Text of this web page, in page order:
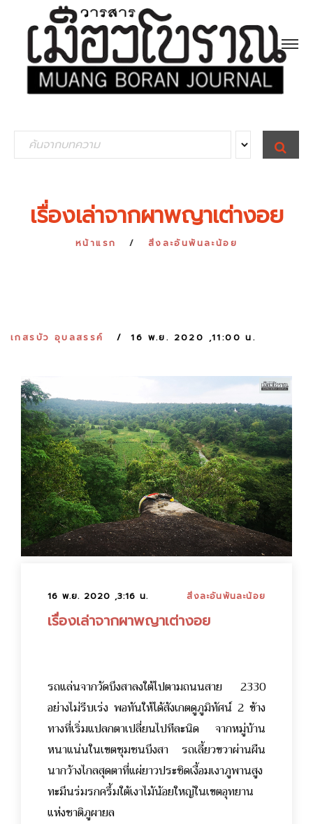
e
S
E
A
เรื่องเล่าจากผาพญาเต่างอย
หน้าแรก สิ่งละอันพันละน้อย
เกสรบัว อุบลสรรค์ 16 พ.ย. 2020 ,11:00 น.
16 พ.ย. 2020 ,3:16 น. สิ่งละอันพันละน้อย
เรื่องเล่าจากผาพญาเต่างอย
รถแล่นจากวัดบึงสาลงใต้ไปตามถนนสาย 2330
อย่างไม่รีบเร่ง พอทันให้ได้สังเกตดูภูมิทัศน์ 2 ข้าง
ทางที่เริ่มแปลกตาเปลี่ยนไปทีละนิด จากหมู่บ้าน
หนาแน่นในเขตชุมชนบึงสา รถเลี้ยวขวาผ่านผืน
นากว้างไกลสุดตาที่แผ่ยาวประชิดเงื้อมเงาภูพานสูง
ทะมึนร่มรกครึ้มใต้เงาไม้น้อยใหญ่ในเขตอุทยาน
แห่งชาติภูผายล